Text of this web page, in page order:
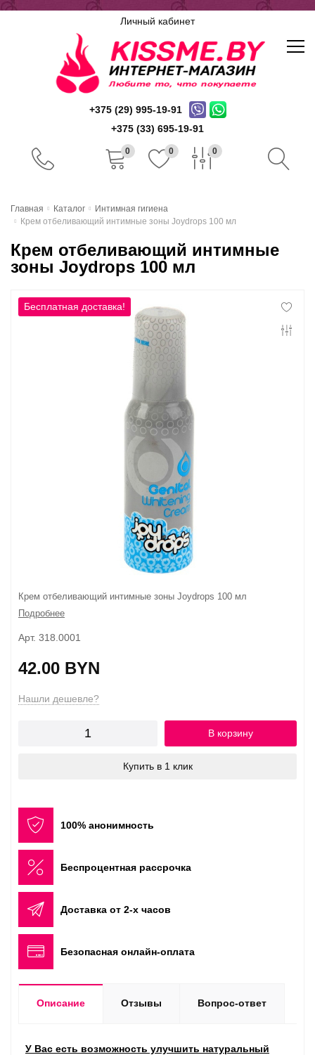
Личный кабинет
+375 (29) 995-19-91
+375 (33) 695-19-91
0 0 0
Доставка и оплата
Контакты
Конфиденциальность
Гарантии и возврат
Беспроцентная рассрочка
Главная Каталог
Интимная гигиена
Крем отбеливающий интимные зоны Joydrops 100 мл
Крем отбеливающий интимные
зоны Joydrops 100 мл
Крем отбеливающий интимные зоны Joydrops 100 мл
Подробнее
Арт. 318.0001
42.00 BYN
Нашли дешевле?
В корзину
Купить в 1 клик
100% анонимность
Беспроцентная рассрочка
Доставка от 2-х часов
Безопасная онлайн-оплата
Описание Отзывы Вопрос-ответ
У Вас есть возможность улучшить натуральный